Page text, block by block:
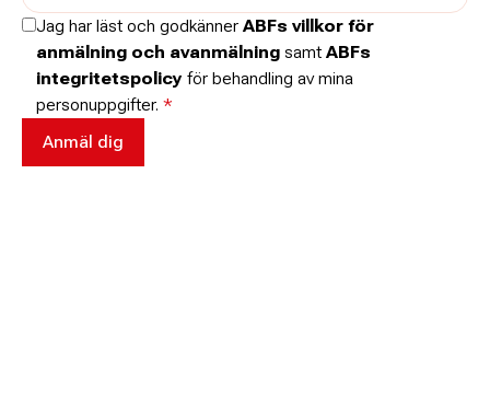
Skriv koden utan mellanslag och skriv stora och små bokstäver när
de anges.
Jag har läst och godkänner ABFs villkor för
anmälning och avanmälning samt ABFs
integritetspolicy för behandling av mina
personuppgifter. *